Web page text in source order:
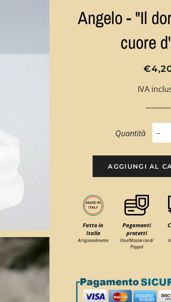
Angelo - "Il
cuore
Prezzo
listino
Prezzo
IVA
Quantità
−
AGGIUNGI AL
Fatto in
Italia
Artigianalmente
Pagamenti
protetti
Visa/Mastercard/
Paypal